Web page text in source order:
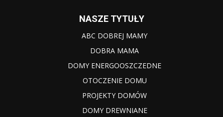
NASZE TYTUŁY
ABC DOBREJ MAMY
DOBRA MAMA
DOMY ENERGOOSZCZEDNE
OTOCZENIE DOMU
PROJEKTY DOMÓW
DOMY DREWNIANE